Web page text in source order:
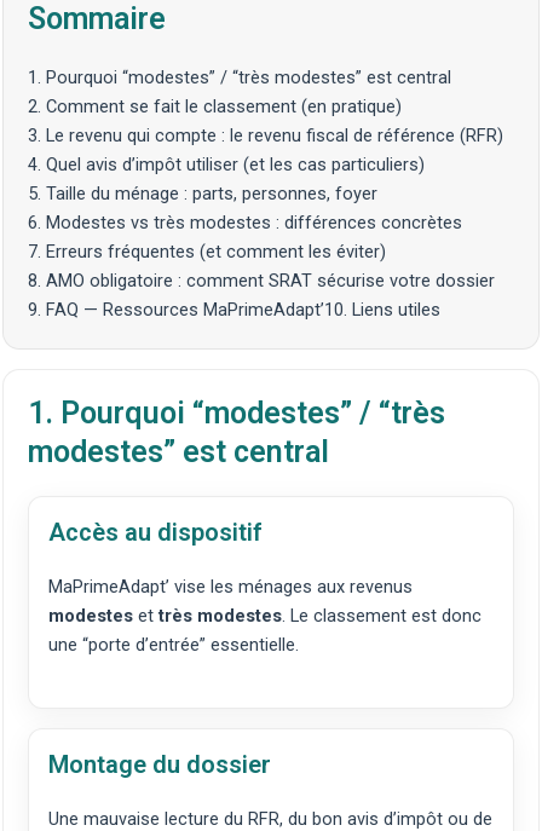
Sommaire
1. Pourquoi “modestes” / “très modestes” est central
2. Comment se fait le classement (en pratique)
3. Le revenu qui compte : le revenu fiscal de référence (RFR)
4. Quel avis d’impôt utiliser (et les cas particuliers)
5. Taille du ménage : parts, personnes, foyer
6. Modestes vs très modestes : différences concrètes
7. Erreurs fréquentes (et comment les éviter)
8. AMO obligatoire : comment SRAT sécurise votre dossier
9. FAQ — Ressources MaPrimeAdapt’10. Liens utiles
1. Pourquoi “modestes” / “très
modestes” est central
Accès au dispositif
MaPrimeAdapt’ vise les ménages aux revenus
modestes ettrès modestes. Le classement est donc
une “porte d’entrée” essentielle.
Montage du dossier
Une mauvaise lecture du RFR, du bon avis d’impôt ou de